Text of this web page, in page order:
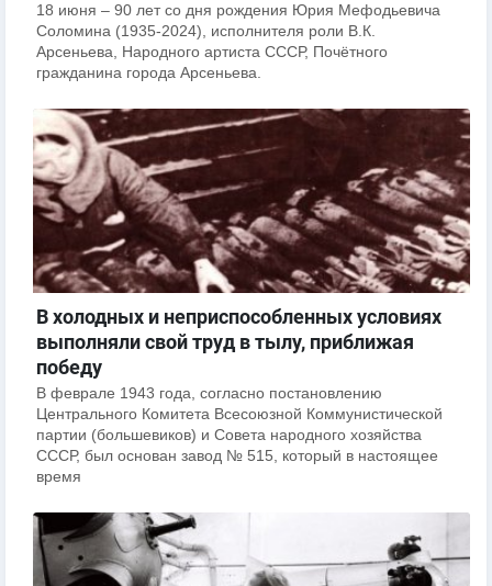
18 июня – 90 лет со дня рождения Юрия Мефодьевича
Соломина (1935-2024), исполнителя роли В.К.
Арсеньева, Народного артиста СССР, Почётного
гражданина города Арсеньева.
В холодных и неприспособленных условиях
выполняли свой труд в тылу, приближая
победу
В феврале 1943 года, согласно постановлению
Центрального Комитета Всесоюзной Коммунистической
партии (большевиков) и Совета народного хозяйства
СССР, был основан завод № 515, который в настоящее
время